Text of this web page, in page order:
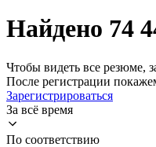
Найдено 74
Чтобы видеть все резюме,
После регистрации
Зарегистрироваться
За всё время
По соответствию